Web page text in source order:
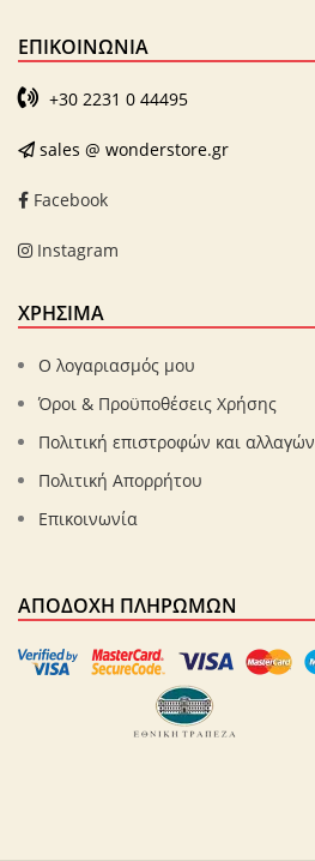
ΕΠΙΚΟΙΝΩΝΊΑ
+30 2231 0 44495
sales @ wonderstore.gr
Facebook
Instagram
ΧΡΗΣΙΜΑ
Ο λογαριασμός μου
Όροι & Προϋποθέσεις Χρήσης
Πολιτική επιστροφών και αλλαγών
Πολιτική Απορρήτου
Επικοινωνία
ΑΠΟΔΟΧΉ ΠΛΗΡΩΜΏΝ